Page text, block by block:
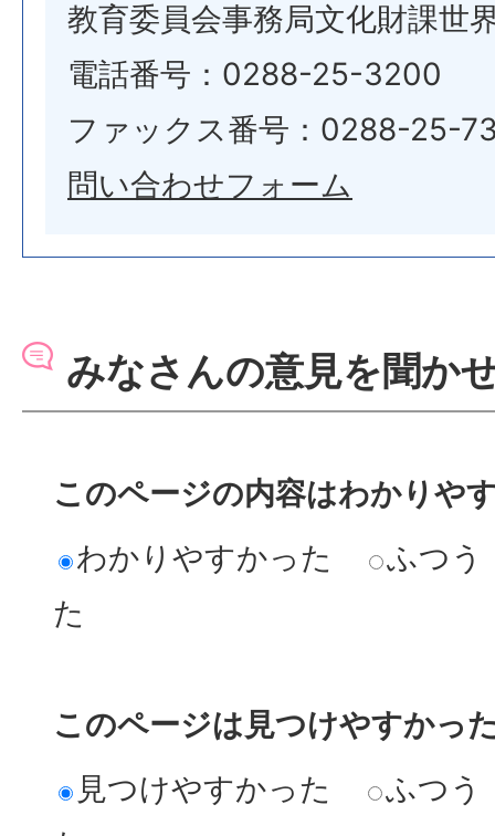
教育委員会事務局文化財課世
電話番号：0288-25-3200
ファックス番号：0288-25-
問い合わせフォーム
みなさんの意見を聞か
このページの内容はわかりや
わかりやすかった
ふつう
た
このページは見つけやすかっ
見つけやすかった
ふつう